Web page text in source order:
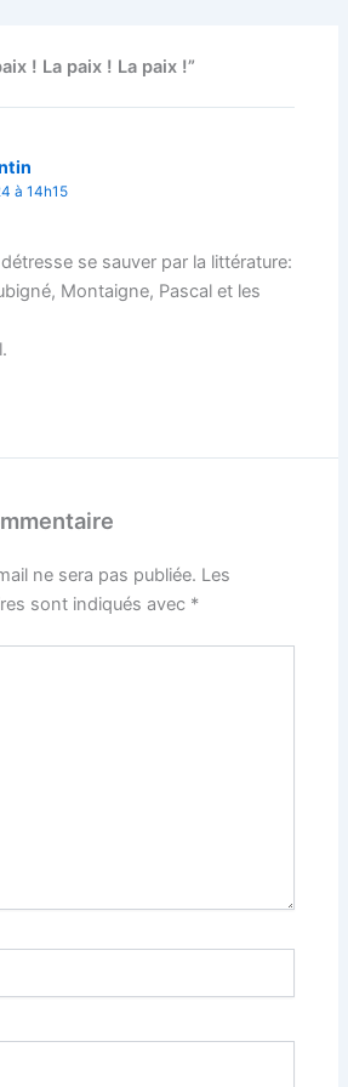
! La paix ! La paix !”
à 14h15
se sauver par la littérature:
Montaigne, Pascal et les
ne sera pas publiée. Les
sont indiqués avec *